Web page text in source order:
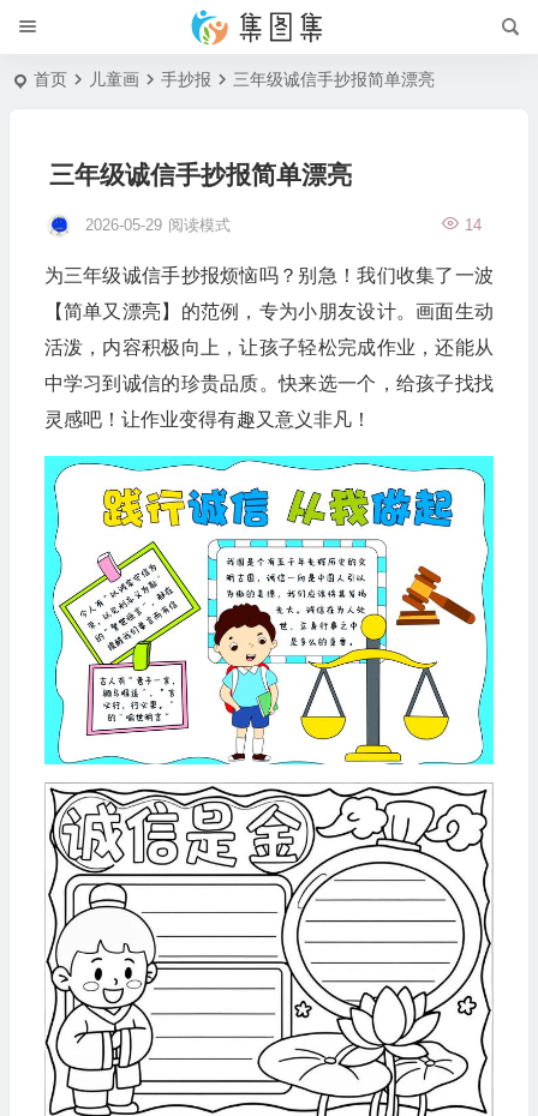
首页 儿童画 手抄报 三年级诚信手抄报简单漂亮
三年级诚信手抄报简单漂亮
2026-05-29 14
阅读模式
为三年级诚信手抄报烦恼吗？别急！我们收集了一波
【简单又漂亮】的范例，专为小朋友设计。画面生动
活泼，内容积极向上，让孩子轻松完成作业，还能从
中学习到诚信的珍贵品质。快来选一个，给孩子找找
灵感吧！让作业变得有趣又意义非凡！